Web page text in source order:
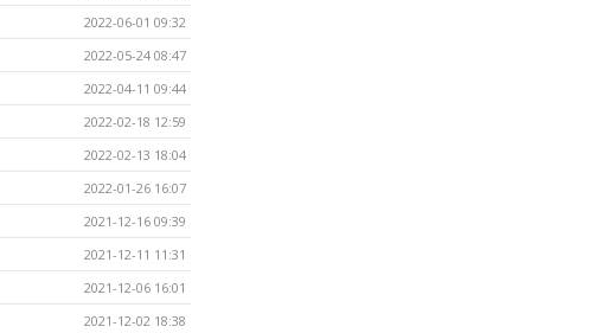
2022-06-01 09:32
2022-05-24 08:47
2022-04-11 09:44
2022-02-18 12:59
2022-02-13 18:04
2022-01-26 16:07
2021-12-16 09:39
2021-12-11 11:31
2021-12-06 16:01
2021-12-02 18:38